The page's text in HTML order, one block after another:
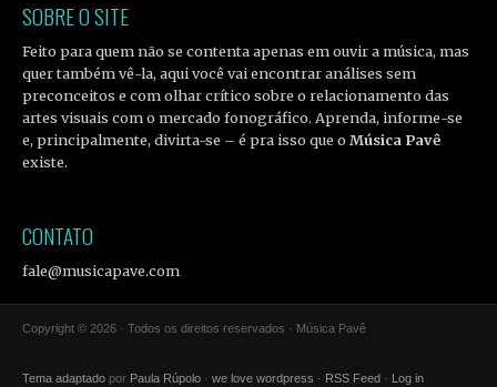
SOBRE O SITE
Feito para quem não se contenta apenas em ouvir a música, mas
quer também vê-la, aqui você vai encontrar análises sem
preconceitos e com olhar crítico sobre o relacionamento das
artes visuais com o mercado fonográfico. Aprenda, informe-se
e, principalmente, divirta-se – é pra isso que oMúsica Pavê
existe.
CONTATO
fale@musicapave.com
Copyright © 2026 · Todos os direitos reservados · Música Pavê
Tema adaptado por Paula Rúpolo · we love wordpress · RSS Feed · Log in